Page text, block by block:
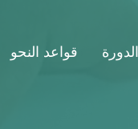
الدورة قواعد النحو